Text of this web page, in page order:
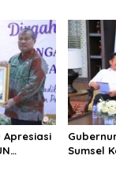
Apresiasi
Sumsel